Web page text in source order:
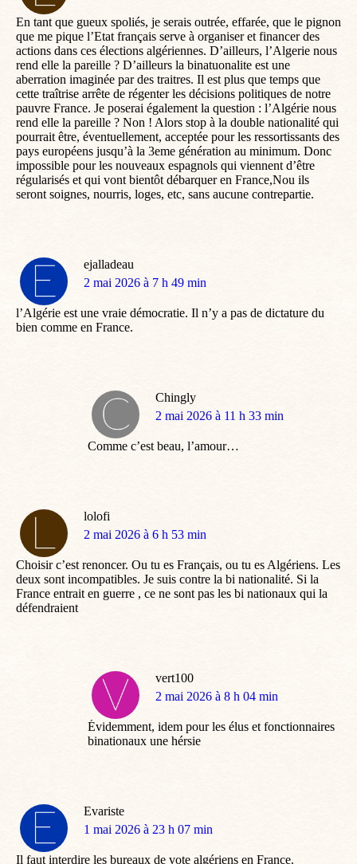
En tant que gueux spoliés, je serais outrée, effarée, que le pignon
que me pique l’Etat français serve à organiser et financer des
actions dans ces élections algériennes. D’ailleurs, l’Algerie nous
rend elle la pareille ? D’ailleurs la binatuonalite est une
aberration imaginée par des traitres. Il est plus que temps que
cette traîtrise arrête de régenter les décisions politiques de notre
pauvre France. Je poserai également la question : l’Algérie nous
rend elle la pareille ? Non ! Alors stop à la double nationalité qui
pourrait être, éventuellement, acceptée pour les ressortissants des
pays européens jusqu’à la 3eme génération au minimum. Donc
impossible pour les nouveaux espagnols qui viennent d’être
régularisés et qui vont bientôt débarquer en France,Nou ils
seront soignes, nourris, loges, etc, sans aucune contrepartie.
ejalladeau
dit
2 mai 2026 à 7 h 49 min
l’Algérie est une vraie démocratie. Il n’y a pas de dictature du
bien comme en France.
Chingly
dit
2 mai 2026 à 11 h 33 min
Comme c’est beau, l’amour…
lolofi
dit
2 mai 2026 à 6 h 53 min
Choisir c’est renoncer. Ou tu es Français, ou tu es Algériens. Les
deux sont incompatibles. Je suis contre la bi nationalité. Si la
France entrait en guerre , ce ne sont pas les bi nationaux qui la
défendraient
vert100
dit
2 mai 2026 à 8 h 04 min
Évidemment, idem pour les élus et fonctionnaires
binationaux une hérsie
Evariste
dit
1 mai 2026 à 23 h 07 min
Il faut interdire les bureaux de vote algériens en France.